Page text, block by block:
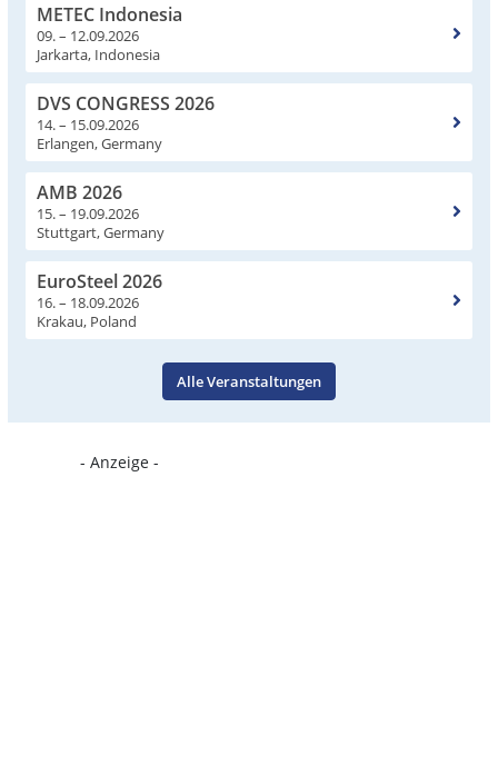
METEC Indonesia
09. – 12.09.2026
Jarkarta, Indonesia
DVS CONGRESS 2026
14. – 15.09.2026
Erlangen, Germany
AMB 2026
15. – 19.09.2026
Stuttgart, Germany
EuroSteel 2026
16. – 18.09.2026
Krakau, Poland
Alle Veranstaltungen
- Anzeige -